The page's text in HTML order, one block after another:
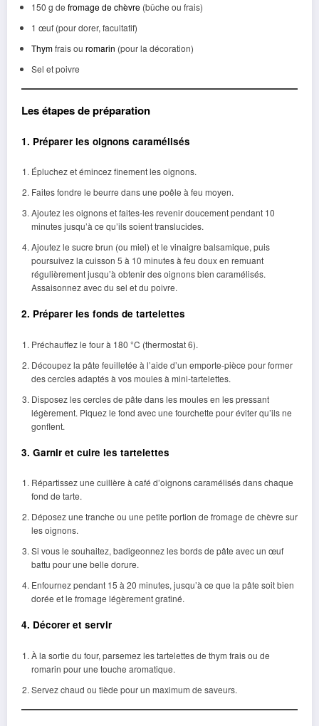
150 g de fromage de chèvre(bûche ou frais)
1 œuf (pour dorer, facultatif)
Thymfrais ou romarin (pour la décoration)
Sel et poivre
Les étapes de préparation
1. Préparer les oignons caramélisés
Épluchez et émincez finement les oignons.
Faites fondre le beurre dans une poêle à feu moyen.
Ajoutez les oignons et faites-les revenir doucement pendant 10
minutes jusqu’à ce qu’ils soient translucides.
Ajoutez le sucre brun (ou miel) et le vinaigre balsamique, puis
poursuivez la cuisson 5 à 10 minutes à feu doux en remuant
régulièrement jusqu’à obtenir des oignons bien caramélisés.
Assaisonnez avec du sel et du poivre.
2. Préparer les fonds de tartelettes
Préchauffez le four à 180 °C (thermostat 6).
Découpez la pâte feuilletée à l’aide d’un emporte-pièce pour former
des cercles adaptés à vos moules à mini-tartelettes.
Disposez les cercles de pâte dans les moules en les pressant
légèrement. Piquez le fond avec une fourchette pour éviter qu’ils ne
gonflent.
3. Garnir et cuire les tartelettes
Répartissez une cuillère à café d’oignons caramélisés dans chaque
fond de tarte.
Déposez une tranche ou une petite portion de fromage de chèvre sur
les oignons.
Si vous le souhaitez, badigeonnez les bords de pâte avec un œuf
battu pour une belle dorure.
Enfournez pendant 15 à 20 minutes, jusqu’à ce que la pâte soit bien
dorée et le fromage légèrement gratiné.
4. Décorer et servir
À la sortie du four, parsemez les tartelettes de thym frais ou de
romarin pour une touche aromatique.
Servez chaud ou tiède pour un maximum de saveurs.